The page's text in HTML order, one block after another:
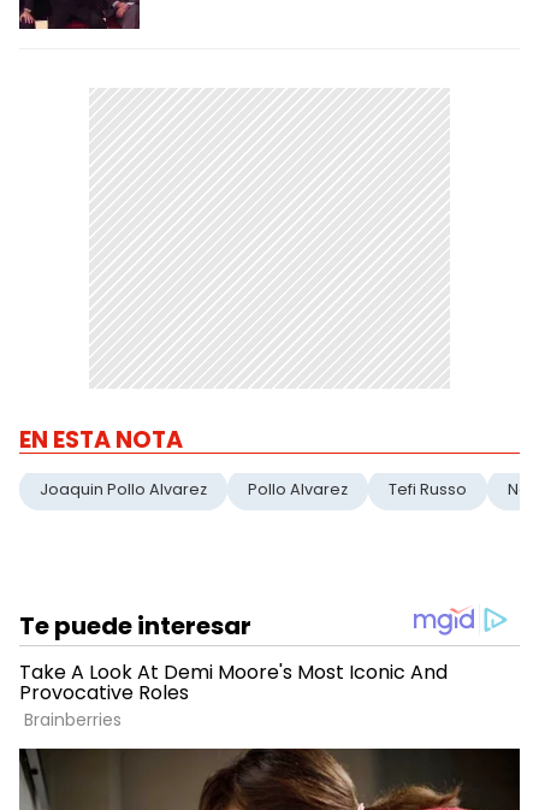
EN ESTA NOTA
Joaquin Pollo Alvarez Pollo Alvarez Tefi Russo